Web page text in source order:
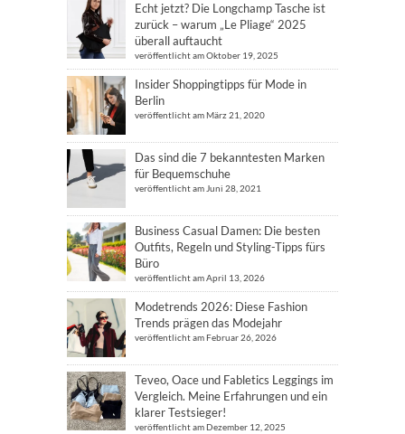
Echt jetzt? Die Longchamp Tasche ist
zurück – warum „Le Pliage“ 2025
überall auftaucht
veröffentlicht am Oktober 19, 2025
Insider Shoppingtipps für Mode in
Berlin
veröffentlicht am März 21, 2020
Das sind die 7 bekanntesten Marken
für Bequemschuhe
veröffentlicht am Juni 28, 2021
Business Casual Damen: Die besten
Outfits, Regeln und Styling-Tipps fürs
Büro
veröffentlicht am April 13, 2026
Modetrends 2026: Diese Fashion
Trends prägen das Modejahr
veröffentlicht am Februar 26, 2026
Teveo, Oace und Fabletics Leggings im
Vergleich. Meine Erfahrungen und ein
klarer Testsieger!
veröffentlicht am Dezember 12, 2025